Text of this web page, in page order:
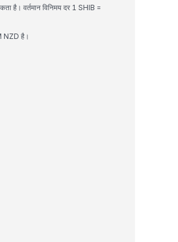
वर्तमान विनिमय दर 1 SHIB =
NZD है।